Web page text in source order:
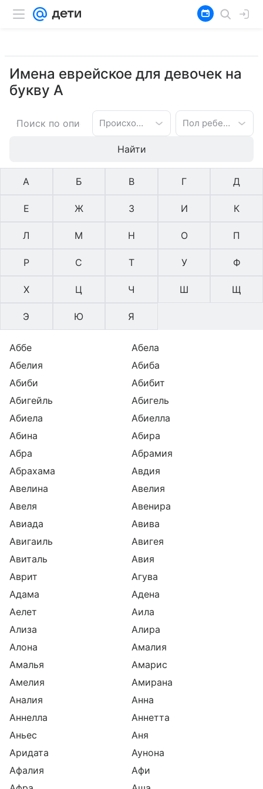
Имена еврейское для девочек на
букву А
Происхождение имени Пол ребенка
Найти
А Б В Г Д
Е Ж З И К
Л М Н О П
Р С Т У Ф
Х Ц Ч Ш Щ
Э Ю Я
Аббе
Абела
Абелия
Абиба
Абиби
Абибит
Абигейль
Абигель
Абиела
Абиелла
Абина
Абира
Абра
Абрамия
Абрахама
Авдия
Авелина
Авелия
Авеля
Авенира
Авиада
Авива
Авигаиль
Авигея
Авиталь
Авия
Аврит
Агува
Адама
Адена
Аелет
Аила
Ализа
Алира
Алона
Амалия
Амалья
Амарис
Амелия
Амирана
Аналия
Анна
Аннелла
Аннетта
Аньес
Аня
Аридата
Аунона
Афалия
Афи